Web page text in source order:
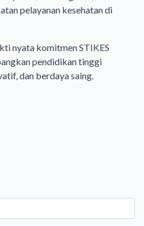
pelayanan kesehatan di
nyata komitmen STIKES
pendidikan tinggi
dan berdaya saing.